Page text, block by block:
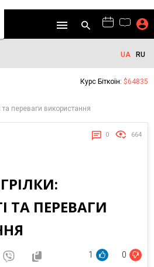
UA RU
Курс Біткоїн: $64835
та переваги використання
0 664
ТА ПЕРЕВАГИ
1 0